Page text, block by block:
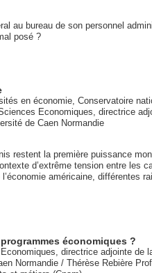
au bureau de son personnel
posé ?
en économie, Conservatoire
Economiques, directrice
de Caen Normandie
restent la première puissance
d’extrême tension entre les
américaine, différentes
économiques ?
directrice adjointe de
Normandie / Thérèse Rebière